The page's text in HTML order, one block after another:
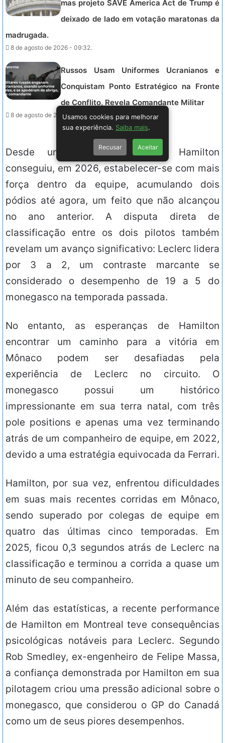
mas projeto SAVE America Act de Trump é
deixado de lado em votação maratonas da
madrugada.
8 de agosto de 2026 - 09:32.
Russos Usam Uniformes Ucranianos e
Conquistam Ponto Estratégico na Fronte
de Conflito, Revela Comandante Militar
8 de agosto de 2026 - 09:32.
Desde um 2025 complicado, Hamilton
conseguiu, em 2026, estabelecer-se com mais
força dentro da equipe, acumulando dois
pódios até agora, um feito que não alcançou
no ano anterior. A disputa direta de
classificação entre os dois pilotos também
revelam um avanço significativo: Leclerc lidera
por 3 a 2, um contraste marcante se
considerado o desempenho de 19 a 5 do
monegasco na temporada passada.
No entanto, as esperanças de Hamilton
encontrar um caminho para a vitória em
Mônaco podem ser desafiadas pela
experiência de Leclerc no circuito. O
monegasco possui um histórico
impressionante em sua terra natal, com três
pole positions e apenas uma vez terminando
atrás de um companheiro de equipe, em 2022,
devido a uma estratégia equivocada da Ferrari.
Hamilton, por sua vez, enfrentou dificuldades
em suas mais recentes corridas em Mônaco,
sendo superado por colegas de equipe em
quatro das últimas cinco temporadas. Em
2025, ficou 0,3 segundos atrás de Leclerc na
classificação e terminou a corrida a quase um
minuto de seu companheiro.
Além das estatísticas, a recente performance
de Hamilton em Montreal teve consequências
psicológicas notáveis para Leclerc. Segundo
Rob Smedley, ex-engenheiro de Felipe Massa,
a confiança demonstrada por Hamilton em sua
pilotagem criou uma pressão adicional sobre o
monegasco, que considerou o GP do Canadá
como um de seus piores desempenhos.
Usamos cookies para melhorar
sua experiência. Saiba mais.
Recusar Aceitar